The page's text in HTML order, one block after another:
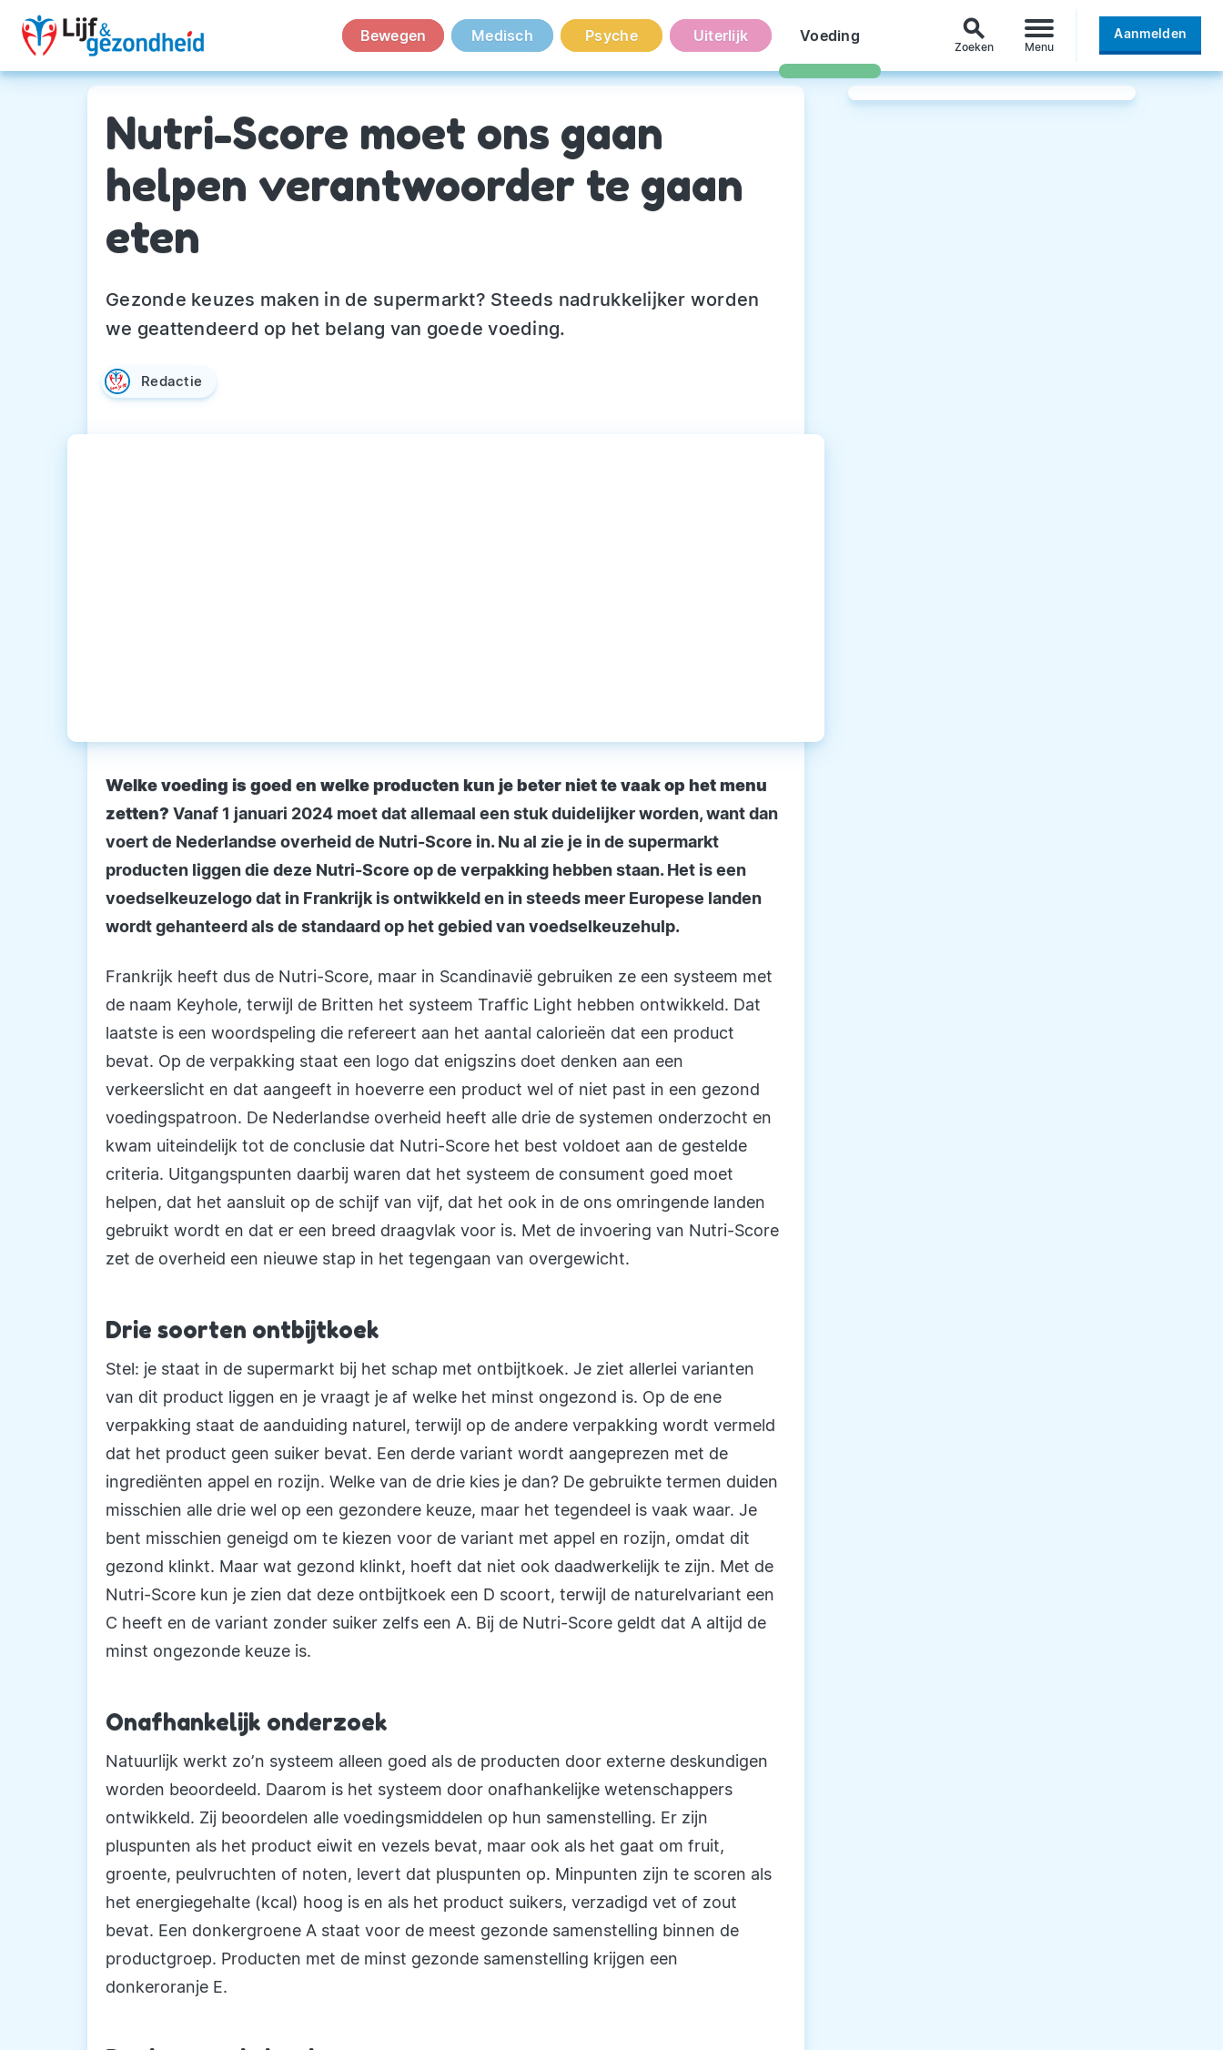
Bewegen Medisch Psyche Uiterlijk Voeding search
Zoeken Menu
Aanmelden
Nutri-Score moet ons gaan
helpen verantwoorder te gaan
eten
Gezonde keuzes maken in de supermarkt? Steeds nadrukkelijker worden
we geattendeerd op het belang van goede voeding.
Redactie
Welke voeding is goed en welke producten kun je beter niet te vaak op het menu
zetten? Vanaf 1 januari 2024 moet dat allemaal een stuk duidelijker worden, want dan
voert de Nederlandse overheid de Nutri-Score in. Nu al zie je in de supermarkt
producten liggen die deze Nutri-Score op de verpakking hebben staan. Het is een
voedselkeuzelogo dat in Frankrijk is ontwikkeld en in steeds meer Europese landen
wordt gehanteerd als de standaard op het gebied van voedselkeuzehulp.
Frankrijk heeft dus de Nutri-Score, maar in Scandinavië gebruiken ze een systeem met
de naam Keyhole, terwijl de Britten het systeem Traffic Light hebben ontwikkeld. Dat
laatste is een woordspeling die refereert aan het aantal calorieën dat een product
bevat. Op de verpakking staat een logo dat enigszins doet denken aan een
verkeerslicht en dat aangeeft in hoeverre een product wel of niet past in een gezond
voedingspatroon. De Nederlandse overheid heeft alle drie de systemen onderzocht en
kwam uiteindelijk tot de conclusie dat Nutri-Score het best voldoet aan de gestelde
criteria. Uitgangspunten daarbij waren dat het systeem de consument goed moet
helpen, dat het aansluit op de schijf van vijf, dat het ook in de ons omringende landen
gebruikt wordt en dat er een breed draagvlak voor is. Met de invoering van Nutri-Score
zet de overheid een nieuwe stap in het tegengaan van overgewicht.
Drie soorten ontbijtkoek
Stel: je staat in de supermarkt bij het schap met ontbijtkoek. Je ziet allerlei varianten
van dit product liggen en je vraagt je af welke het minst ongezond is. Op de ene
verpakking staat de aanduiding naturel, terwijl op de andere verpakking wordt vermeld
dat het product geen suiker bevat. Een derde variant wordt aangeprezen met de
ingrediënten appel en rozijn. Welke van de drie kies je dan? De gebruikte termen duiden
misschien alle drie wel op een gezondere keuze, maar het tegendeel is vaak waar. Je
bent misschien geneigd om te kiezen voor de variant met appel en rozijn, omdat dit
gezond klinkt. Maar wat gezond klinkt, hoeft dat niet ook daadwerkelijk te zijn. Met de
Nutri-Score kun je zien dat deze ontbijtkoek een D scoort, terwijl de naturelvariant een
C heeft en de variant zonder suiker zelfs een A. Bij de Nutri-Score geldt dat A altijd de
minst ongezonde keuze is.
Onafhankelijk onderzoek
Natuurlijk werkt zo’n systeem alleen goed als de producten door externe deskundigen
worden beoordeeld. Daarom is het systeem door onafhankelijke wetenschappers
ontwikkeld. Zij beoordelen alle voedingsmiddelen op hun samenstelling. Er zijn
pluspunten als het product eiwit en vezels bevat, maar ook als het gaat om fruit,
groente, peulvruchten of noten, levert dat pluspunten op. Minpunten zijn te scoren als
het energiegehalte (kcal) hoog is en als het product suikers, verzadigd vet of zout
bevat. Een donkergroene A staat voor de meest gezonde samenstelling binnen de
productgroep. Producten met de minst gezonde samenstelling krijgen een
donkeroranje E.